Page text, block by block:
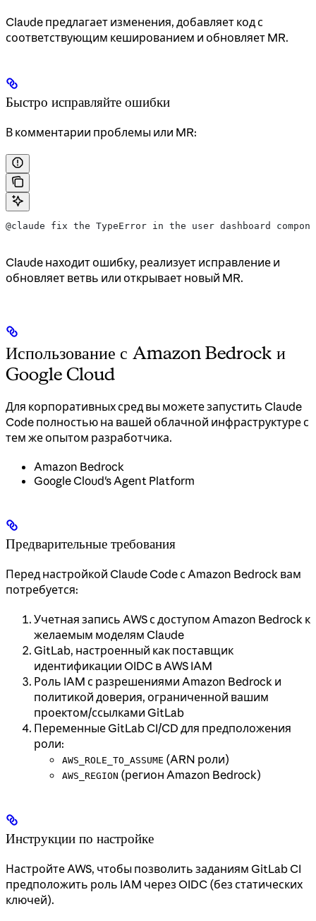
Claude предлагает изменения, добавляет код с
соответствующим кешированием и обновляет MR.
Быстро исправляйте ошибки
В комментарии проблемы или MR:
@claude fix the TypeError in the user dashboard
Claude находит ошибку, реализует исправление и
обновляет ветвь или открывает новый MR.
Использование с Amazon Bedrock и
Google Cloud
Для корпоративных сред вы можете запустить Claude
Code полностью на вашей облачной инфраструктуре с
тем же опытом разработчика.
Amazon Bedrock
Google Cloud's Agent Platform
Предварительные требования
Перед настройкой Claude Code с Amazon Bedrock вам
потребуется:
Учетная запись AWS с доступом Amazon Bedrock к
желаемым моделям Claude
GitLab, настроенный как поставщик
идентификации OIDC в AWS IAM
Роль IAM с разрешениями Amazon Bedrock и
политикой доверия, ограниченной вашим
проектом/ссылками GitLab
Переменные GitLab CI/CD для предположения
роли:
AWS_ROLE_TO_ASSUME (ARN роли)
AWS_REGION (регион Amazon Bedrock)
Инструкции по настройке
Настройте AWS, чтобы позволить заданиям GitLab CI
предположить роль IAM через OIDC (без статических
ключей).